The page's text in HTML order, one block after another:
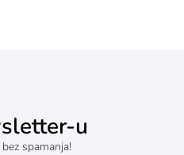
u
spamanja!